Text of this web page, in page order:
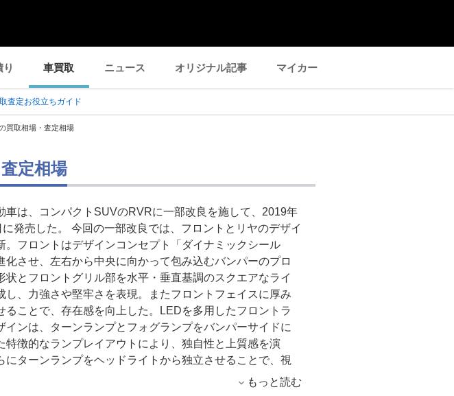
り 車買取 ニュース オリジナル記事 マイカー
査定お役立ちガイド
買取相場・査定相場
定相場
車は、コンパクトSUVのRVRに一部改良を施して、2019年
発売した。 今回の一部改良では、フロントとリヤのデザイ
。フロントはデザインコンセプト「ダイナミックシール
化させ、左右から中央に向かって包み込むバンパーのプロ
状とフロントグリル部を水平・垂直基調のスクエアなライ
し、力強さや堅牢さを表現。またフロントフェイスに厚み
ることで、存在感を向上した。LEDを多用したフロントラ
インは、ターンランプとフォグランプをバンパーサイドに
特徴的なランプレイアウトにより、独自性と上質感を演
にターンランプをヘッドライトから独立させることで、視
めている。 リヤデザインは、車幅いっぱいにまで広がる水
もっと読む